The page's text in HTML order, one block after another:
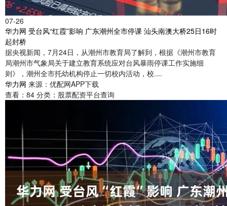
07-26
华力网 受台风“红霞”影响 广东潮州全市停课 汕头南澳大桥25日16时
起封桥
据央视新闻，7月24日，从潮州市教育局了解到，根据《潮州市教育
局潮州市气象局关于建立教育系统应对台风暴雨停课工作实施细
则》，潮州全市托幼机构停止一切校内活动，校....
华力网 来源：优配网APP下载
查看： 84 分类： 股票配资平台查询